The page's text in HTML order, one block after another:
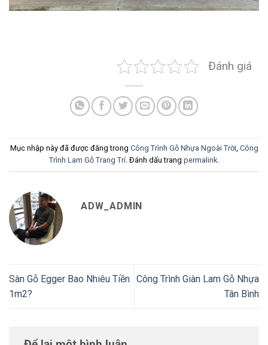
Đánh giá
Mục nhập này đã được đăng trong Công Trình Gỗ Nhựa Ngoài Trời, Công
Trình Lam Gỗ Trang Trí. Đánh dấu trang permalink.
ADW_ADMIN
Sàn Gỗ Egger Bao Nhiêu Tiền
1m2?
Công Trình Giàn Lam Gỗ Nhựa
Tân Bình